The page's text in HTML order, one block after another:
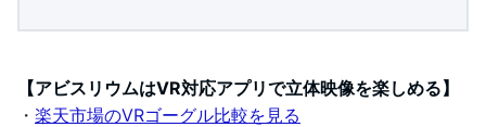
【アビスリウムはVR対応アプリで立体映像を楽しめる】
・ 楽天市場のVRゴーグル比較を見る